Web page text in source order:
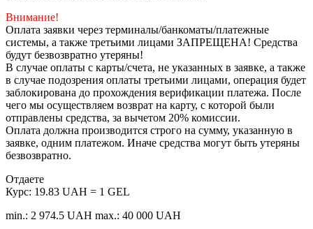
Внимание!
Оплата заявки через терминалы/банкоматы/платежные
системы, а также третьими лицами ЗАПРЕЩЕНА! Средства
будут безвозвратно утеряны!
В случае оплаты с карты/счета, не указанных в заявке, а также
в случае подозрения оплаты третьими лицами, операция будет
заблокирована до прохождения верификации платежа. После
чего мы осуществляем возврат на карту, с которой были
отправлены средства, за вычетом 20% комиссии.
Оплата должна производится строго на сумму, указанную в
заявке, одним платежом. Иначе средства могут быть утеряны
безвозвратно.
Отдаете
Курс: 19.83 UAH = 1 GEL
min.: 2 974.5 UAH max.: 40 000 UAH